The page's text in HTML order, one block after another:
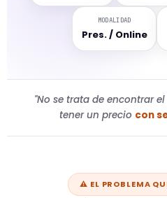
MODALIDAD
Pres. / Online
"No se trata de encontrar
tener un precio con
⚠️ EL PROBLEMA